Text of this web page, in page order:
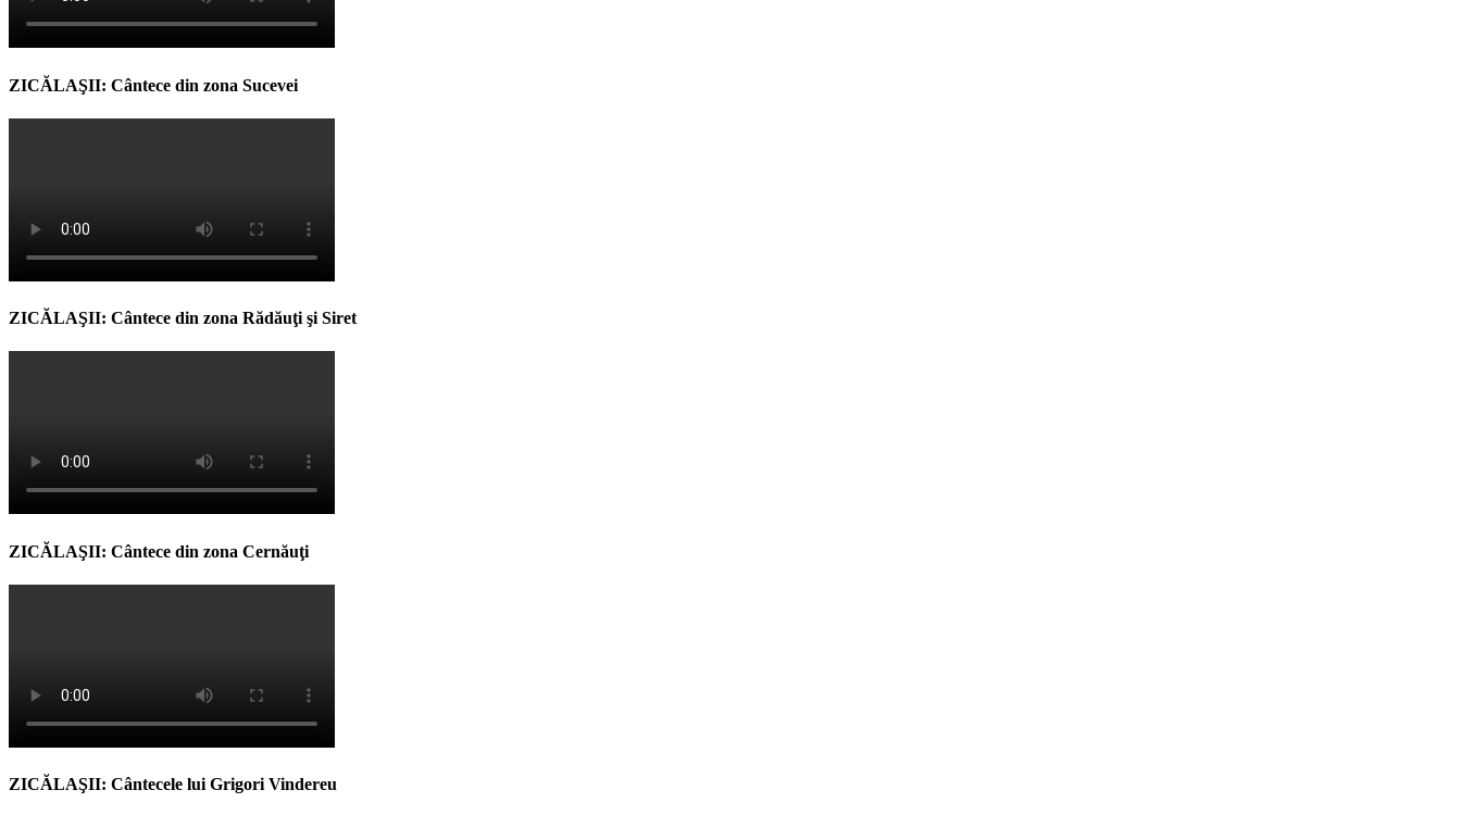
ZICĂLAŞII: Cântece din zona Sucevei
ZICĂLAŞII: Cântece din zona Rădăuţi şi Siret
ZICĂLAŞII: Cântece din zona Cernăuţi
ZICĂLAŞII: Cântecele lui Grigori Vindereu